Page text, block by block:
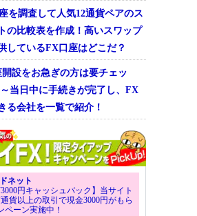
を調査して人気12通貨ペアのス
の比較表を作成！高いスワップ
しているFX口座はどこだ？
設をお急ぎの方は要チェッ
当日中に手続きが完了し、FX
る会社を一覧で紹介！
ネット
3000円キャッシュバック】当サイト
貨以上の取引で現金3000円がもら
ペーン実施中！